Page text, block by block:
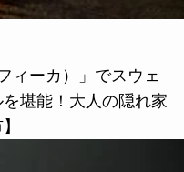
ィーカ）」でスウェ
堪能！大人の隠れ家